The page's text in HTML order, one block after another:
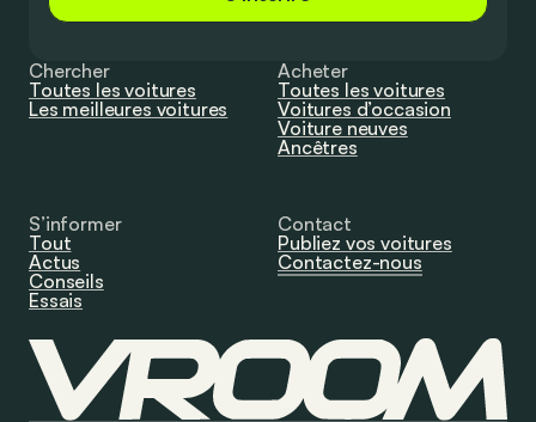
Chercher
Toutes les voitures
Les meilleures voitures
Acheter
Toutes les voitures
Voitures d’occasion
Voiture neuves
Ancêtres
S’informer
Tout
Actus
Conseils
Essais
Contact
Publiez vos voitures
Contactez-nous